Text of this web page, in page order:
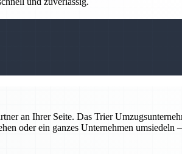
an Ihrer Seite. Das Trier
oder ein ganzes Unternehmen umsiedeln